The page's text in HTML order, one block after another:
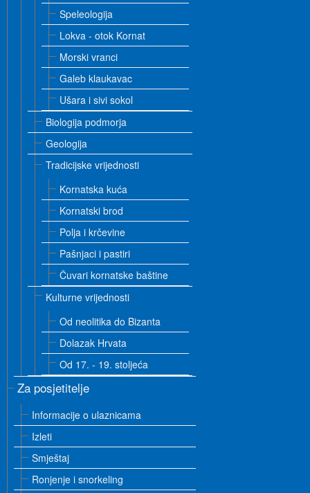
Speleologija
Lokva - otok Kornat
Morski vranci
Galeb klaukavac
Ušara i sivi sokol
Biologija podmorja
Geologija
Tradicijske vrijednosti
Kornatska kuća
Kornatski brod
Polja i krčevine
Pašnjaci i pastiri
Čuvari kornatske baštine
Kulturne vrijednosti
Od neolitika do Bizanta
Dolazak Hrvata
Od 17. - 19. stoljeća
Za posjetitelje
Informacije o ulaznicama
Izleti
Smještaj
Ronjenje i snorkeling